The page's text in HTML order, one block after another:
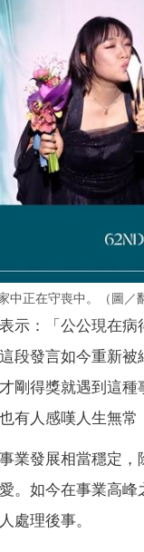
中正在守喪中。（圖／
示：「公公現在
段發言如今重新
剛得獎就遇到這
有人感嘆人生無常
業發展相當穩定
。如今在事業高
處理後事。